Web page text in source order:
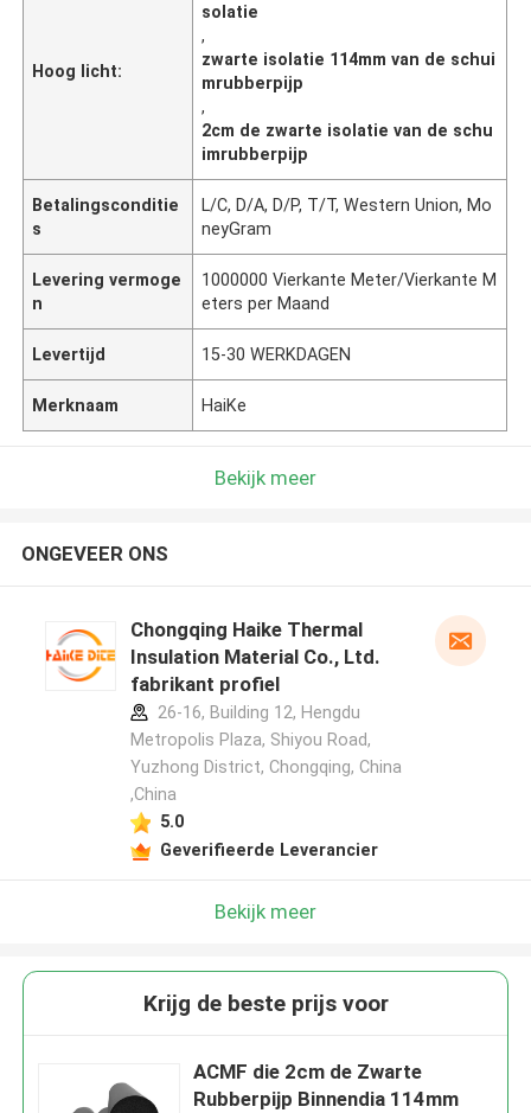
Hoog licht:
solatie
,
zwarte isolatie 114mm van de schui
mrubberpijp
,
2cm de zwarte isolatie van de schu
imrubberpijp
Betalingsconditie
s
L/C, D/A, D/P, T/T, Western Union, Mo
neyGram
Levering vermoge
n
1000000 Vierkante Meter/Vierkante M
eters per Maand
Levertijd 15-30 WERKDAGEN
Merknaam HaiKe
Bekijk meer
ONGEVEER ONS
Chongqing Haike Thermal
Insulation Material Co., Ltd.
fabrikant profiel
26-16, Building 12, Hengdu
Metropolis Plaza, Shiyou Road,
Yuzhong District, Chongqing, China
,China
5.0
Geverifieerde Leverancier
Bekijk meer
Krijg de beste prijs voor
ACMF die 2cm de Zwarte
Rubberpijp Binnendia 114mm